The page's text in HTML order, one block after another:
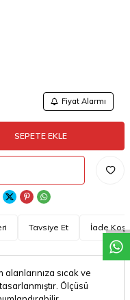
Fiyat Alarmı
SEPETE EKLE
Tavsiye Et İade
sıcak ve
Ölçüsü